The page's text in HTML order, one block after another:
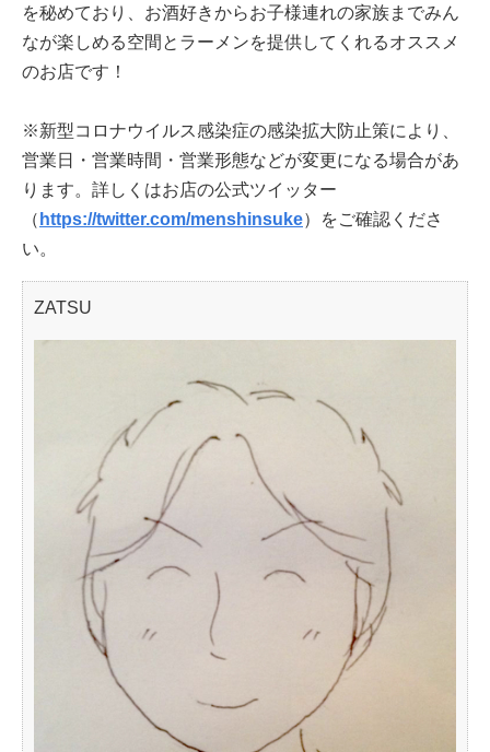
を秘めており、お酒好きからお子様連れの家族までみん
なが楽しめる空間とラーメンを提供してくれるオススメ
のお店です！
※新型コロナウイルス感染症の感染拡大防止策により、
営業日・営業時間・営業形態などが変更になる場合があ
ります。詳しくはお店の公式ツイッター
（ https://twitter.com/menshinsuke）をご確認くださ
い。
ZATSU